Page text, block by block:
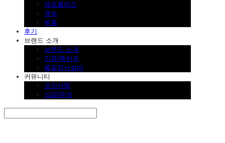
제로플러스
큐브
부품
후기
브랜드 소개
브랜드 소개
인증/특허권
품질검사설비
커뮤니티
공지사항
상담/문의